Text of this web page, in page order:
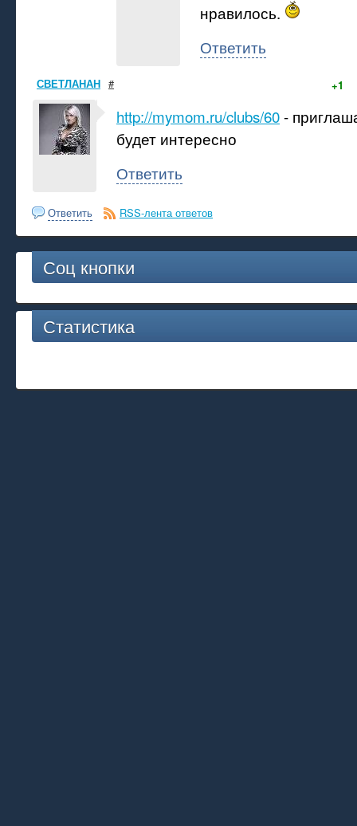
нравилось.
Ответить
СВЕТЛАНАН # +1
http://mymom.ru/clubs/60-
будет интересно
Ответить
Ответить RSS-лента ответов
Соц кнопки
Статистика